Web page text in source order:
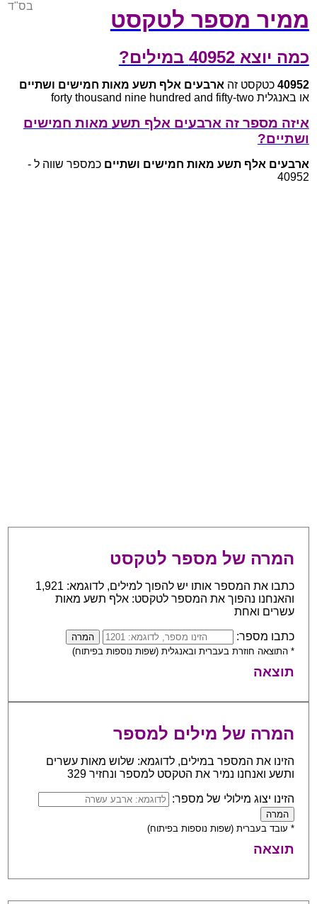
ממיר מספר לטקסט
בס"ד
כמה יוצא 40952 במילים?
40952 כטקסט זה ארבעים אלף תשע מאות חמישים ושתיים
או באנגלית forty thousand nine hundred and fifty-two
איזה מספר זה ארבעים אלף תשע מאות חמישים
ושתיים?
ארבעים אלף תשע מאות חמישים ושתיים כמספר שווה ל -
40952
המרה של מספר לטקסט
כתבו את המספר אותו יש להפוך למילים, לדוגמא: 1,921
והאנחנו נהפוך את המספר לטקסט: אלף תשע מאות
עשרים ואחת
כתבו מספר:
* התוצאה חוזרת בעברית ובאנגלית (שפות נוספות בפיתוח)
תוצאה
המרה של מילים למספר
הזינו את המספר במילים, לדוגמא: שלוש מאות עשרים
ותשע ואנחנו נמיר את הטקסט למספר ונחזיר 329
הזינו יצוג מילולי של מספר:
* עובד בעברית (שפות נוספות בפיתוח)
תוצאה